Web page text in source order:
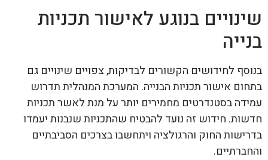
שינויים בנוגע לאישור תכניות
בנייה
בנוסף לחידושים הקשורים לבדיקות, צפויים שינויים גם
בתחום אישור תכניות הבנייה. המערכת המנהלית תדרוש
עמידה בסטנדרטים מחמירים יותר על מנת לאשר תכניות
חדשות. חידוש זה נועד להבטיח שהתכניות שנבנות יעמדו
בדרישות החוק והרגולציה ויתחשבו בצרכים הסביבתיים
והחברתיים.